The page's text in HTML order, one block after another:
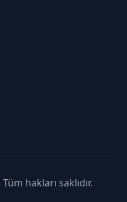
hakları saklıdır.